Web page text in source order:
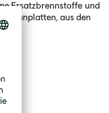
Ersatzbrennstoffe und
Spanplatten, aus den